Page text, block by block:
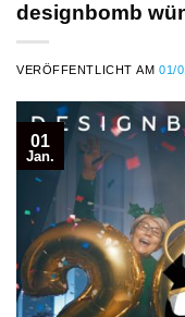
designbomb
VERÖFFENTLICHT AM01/
01
Jan.